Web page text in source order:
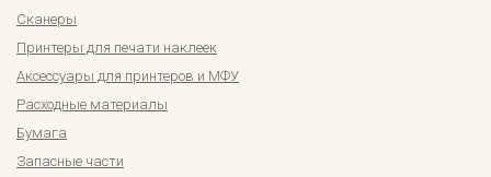
Сканеры
Принтеры для печати наклеек
Аксессуары для принтеров и МФУ
Расходные материалы
Бумага
Запасные части